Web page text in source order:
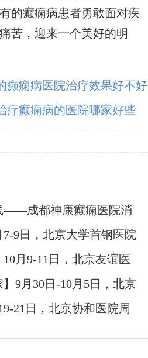
的癫痫病患者勇敢面对疾
苦，迎来一个美好的明
癫痫病医院治疗效果好不好
疗癫痫病的医院哪家好些
——成都神康癫痫医院消
7-9日，北京大学首钢医院
成都会诊，破解癫痫疑难
10月9-11日，北京友谊医
治疗援助，破解癫痫难
】9月30日-10月5日，北京
家蓉城亲诊+癫痫大额救
21日，北京协和医院周